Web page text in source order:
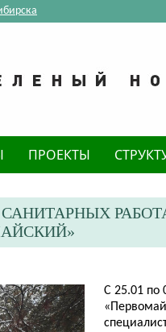
ПРОЕКТЫ
С 25.01 по